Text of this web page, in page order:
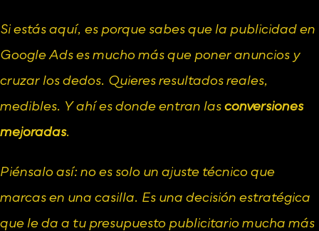
Si estás aquí, es porque sabes que la publicidad en
Google Ads es mucho más que poner anuncios y
cruzar los dedos. Quieres resultados reales,
medibles. Y ahí es donde entran las conversiones
mejoradas.
Piénsalo así: no es solo un ajuste técnico que
marcas en una casilla. Es una decisión estratégica
que le da a tu presupuesto publicitario mucha más